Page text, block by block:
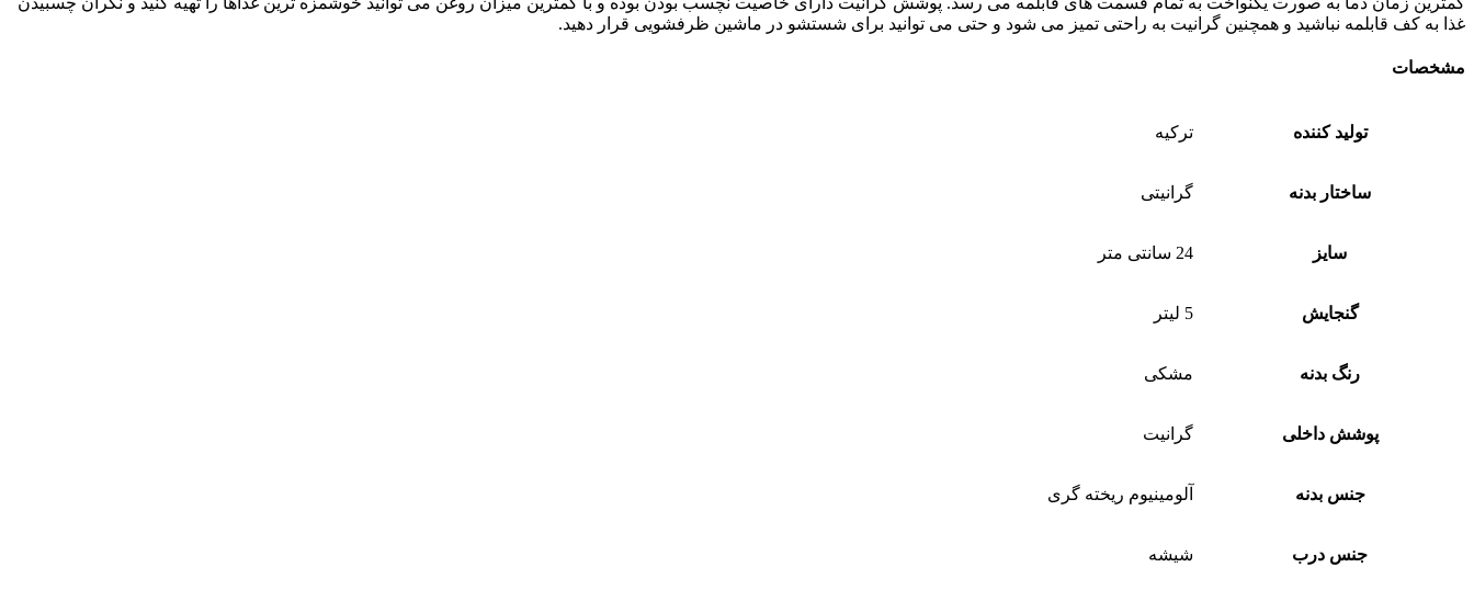
غذا به کف قابلمه نباشید و همچنین گرانیت به راحتی تمیز می شود و حتی می توانید برای شستشو در ماشین ظرفشویی قرار دهید.
مشخصات
تولید کننده ترکیه
ساختار بدنه گرانیتی
سایز 24 سانتی متر
گنجایش 5 لیتر
رنگ بدنه مشکی
پوشش داخلی گرانیت
جنس بدنه آلومینیوم ریخته گری
جنس درب شیشه